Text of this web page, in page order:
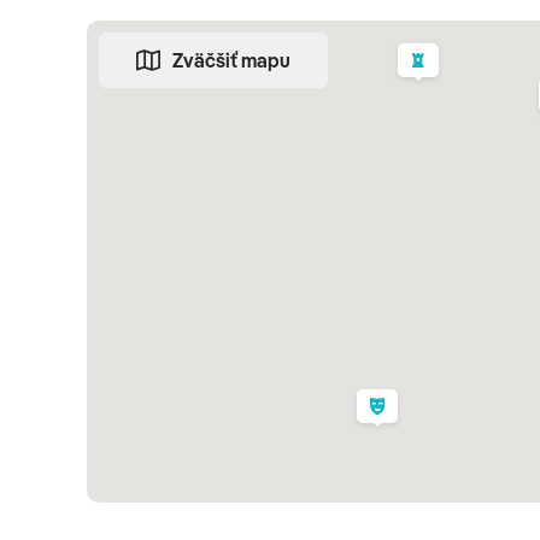
cestou cezPositanos neopakovateľnými výhľadmi na
Pompejí, antického mesta, ktoré po erupcii Vezuvu
dvoch fázach – najprv na mesto celé hodiny padal
rozpáleného plynu a sopečného materiálu, ktorý
Zväčšiť mapu